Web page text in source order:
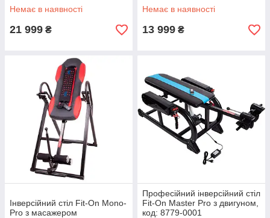
Немає в наявності
21 999 ₴
Немає в наявності
13 999 ₴
Інверсійний стіл Fit-On Mono-
Pro з масажером
Професійний інверсійний стіл
Fit-On Master Pro з двигуном,
код: 8779-0001